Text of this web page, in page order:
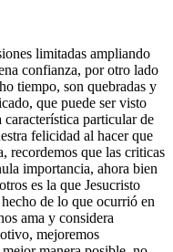
limitadas ampliando
confianza, por otro lado
tiempo, son quebradas y
que puede ser visto
particular de
felicidad al hacer que
recordemos que las criticas
importancia, ahora bien
es la que Jesucristo
de lo que ocurrió en
ama y considera
mejoremos